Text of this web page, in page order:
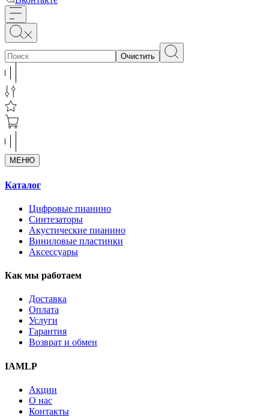
Очистить
МЕНЮ
Каталог
Цифровые пианино
Синтезаторы
Акустические пианино
Виниловые пластинки
Аксессуары
Как мы работаем
Доставка
Оплата
Услуги
Гарантия
Возврат и обмен
IAMLP
Акции
О нас
Контакты